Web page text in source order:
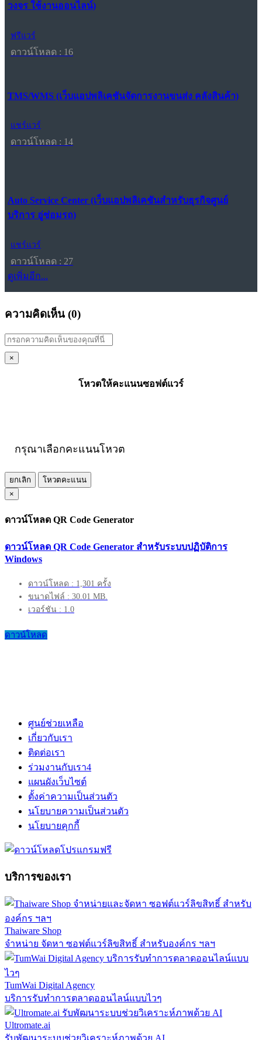
วงจร ใช้งานออนไลน์)
ฟรีแวร์
ดาวน์โหลด : 16
TMS/WMS (เว็บแอปพลิเคชันจัดการงานขนส่ง คลังสินค้า)
แชร์แวร์
ดาวน์โหลด : 14
Auto Service Center (เว็บแอปพลิเคชันสำหรับธุรกิจศูนย์
บริการ อู่ซ่อมรถ)
แชร์แวร์
ดาวน์โหลด : 27
ดูเพิ่มอีก...
ความคิดเห็น (0)
×
โหวตให้คะแนนซอฟต์แวร์
กรุณาเลือกคะแนนโหวต
ยกเลิก
โหวตคะแนน
×
ดาวน์โหลด QR Code Generator
ดาวน์โหลด QR Code Generator สำหรับระบบปฏิบัติการ
Windows
ดาวน์โหลด : 1,301 ครั้ง
ขนาดไฟล์ : 30.01 MB.
เวอร์ชัน : 1.0
ดาวน์โหลด
ศูนย์ช่วยเหลือ
เกี่ยวกับเรา
ติดต่อเรา
ร่วมงานกับเรา4
แผนผังเว็บไซต์
ตั้งค่าความเป็นส่วนตัว
นโยบายความเป็นส่วนตัว
นโยบายคุกกี้
บริการของเรา
Thaiware Shop
จำหน่าย จัดหา ซอฟต์แวร์ลิขสิทธิ์ สำหรับองค์กร ฯลฯ
TumWai Digital Agency
บริการรับทำการตลาดออนไลน์แบบไวๆ
Ultromate.ai
รับพัฒนาระบบช่วยวิเคราะห์ภาพด้วย AI